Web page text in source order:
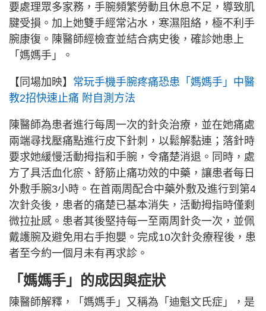
要處理眾多家務，手腕頻繁勞動且休息不足，導致肌
腱受損。加上她雙手經常沾水，寒濕阻絡，極不利手
腕康復。陳醫師經檢查並結合病史後，確診她患上
「媽媽手」。
【同場加映】 常玩手機手腕疼痛恐患「媽媽手」中醫
教2招快速止痛 附自測方法
陳醫師為患者進行每周一次的針灸治療，並在她痛處
兩端尋找壓痛點進行皮下針刺，以鬆解黏連；落針時
要求她緩慢活動拇指和手腕，令痛楚消退。同時，處
方了具活血化瘀、舒筋止痛功效的中藥，讓患者每日
外敷手腕3小時。在首兩周配合中藥外敷及進行到第4
次針灸後，患者的痛楚已基本消失，活動拇指時僅剩
微拉扯感。患者其後堅持每一至兩周針灸一次，並佩
戴護腕及避免用右手抱嬰。完成10次針灸療程後，患
者至今約一個月未有再求診。
「媽媽手」的成因與症狀
陳醫師解釋，「媽媽手」又稱為「迪魁文氏症」，是